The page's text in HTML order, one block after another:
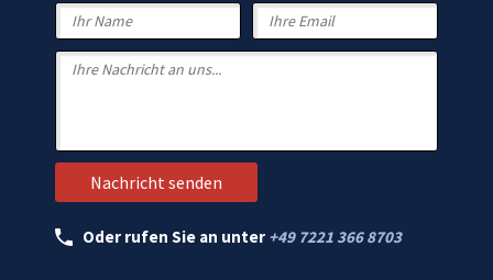
Oder rufen Sie an unter +49 7221 366 8703